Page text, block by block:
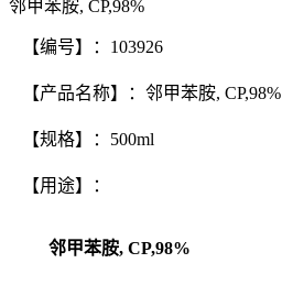
邻甲苯胺, CP,98%
【编号】：103926
【产品名称】：邻甲苯胺, CP,98%
【规格】：500ml
【用途】：
邻甲苯胺, CP,98%